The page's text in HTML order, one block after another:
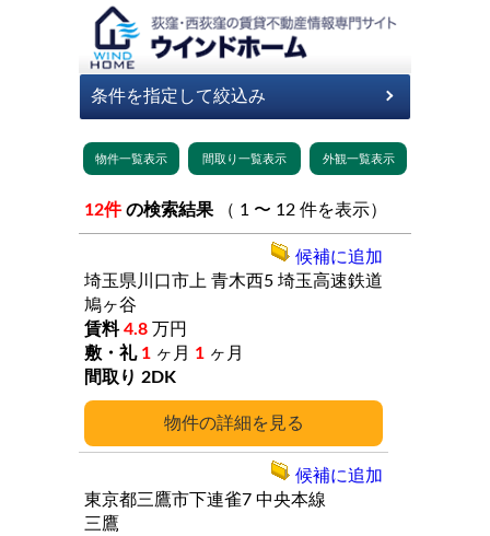
12件 の検索結果 （ 1 〜 12 件を表示）
詳細
埼玉県川口市上 青木西5 埼玉高速鉄道
鳩ヶ谷
4.8 万円
1 ヶ月 1 ヶ月
2DK
候補に追加
東京都三鷹市下連雀7 中央本線
三鷹
候補に追加